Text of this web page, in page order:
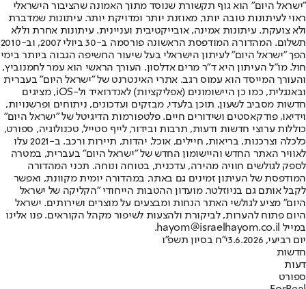
"ישראל היום" הוא גוף תקשורת שנוסד מתוך האמונה שהציבור הישראלי
ראוי לעיתונות טובה יותר, מאוזנת יותר ומדויקת יותר. עיתונות שמדברת
ולא צועקת. עיתונות אמינה, אובייקטיבית ועניינית. עיתונות אחרת וללא
תשלום. המהדורה המודפסת הראשונה פורסמה ב-30 ביולי 2007, וב-2010
הפך "ישראל היום" לעיתון הישראלי בעל שיעור החשיפה הגבוה ביותר בימי
חול. מו"ל העיתון היא ד"ר מרים אדלסון. העורך הראשי הוא עמר לחמנוביץ,
והעורך המייסד הוא עמוס רגב. אתרי האינטרנט של "ישראל היום" בעברית
ובאנגלית, כמו כן היישומונים (אפליקציות) לאנדרואיד ול-iOS, מציגים
חדשות מסביב לשעון, תוכן בלעדי, מבזקים ועדכונים, ניתוחים ופרשנויות,
וידיאו, פודקאסטים ושידורים חיים. פלטפורמות הדיגיטל של "ישראל היום"
כוללות ערוצי חדשות ודעות, תרבות ובידור, לייף סטייל, טכנולוגיה, ספורט,
כלכלה וצרכנות, בריאות, חיילים, אוכל, יהדות, תיירות ורכב. ב-2021 עלו
לאוויר האתר החדש והיישומון החדש של "ישראל היום" בעברית, במטרה
לספק לגולשים חוויה מהירה, עדכנית, בטוחה ונוחה. תכני המהדורה
המודפסת של העיתון זמינים גם באתר, במהדורה יומית מקוונת, ואפשר
לקבל אותם גם בניוזלטר. מועדון ההטבות הייחודי "הקליקה של ישראל
היום" מציע לגולשי האתר הנחות ומבצעים על מוצרים ושירותים. ישראל
היום פתוח להערות, לביקורת ולהצעות לשיפור מקהל הקוראים. פנו אלינו
במייל hayom@israelhayom.co.il.
יום רביעי, 3.6.2026
י"ח בסיון תשפ"ו
חדשות
דעות
ספורט